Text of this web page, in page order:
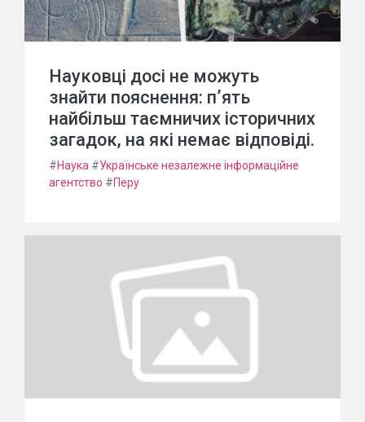
Науковці досі не можуть
знайти пояснення: п’ять
найбільш таємничих історичних
загадок, на які немає відповіді.
#Наука #Українське незалежне інформаційне
агентство #Перу